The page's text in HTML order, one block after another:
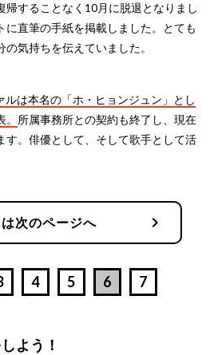
帰することなく10月に脱退となりまし
に直筆の手紙を掲載しました。とても
気持ちを伝えていました。
ルは本名の「ホ・ヒョンジュン」とし
所属事務所との契約も終了し、現在
す。俳優として、そして歌手として活
次のページへ chevron_right
4 5 6 7
よう！